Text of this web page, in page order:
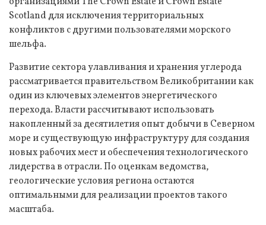
Scotland для исключения территориальных
конфликтов с другими пользователями морского
шельфа.
Развитие сектора улавливания и хранения углерода
рассматривается правительством Великобритании как
один из ключевых элементов энергетического
перехода. Власти рассчитывают использовать
накопленный за десятилетия опыт добычи в Северном
море и существующую инфраструктуру для создания
новых рабочих мест и обеспечения технологического
лидерства в отрасли. По оценкам ведомства,
геологические условия региона остаются
оптимальными для реализации проектов такого
масштаба.